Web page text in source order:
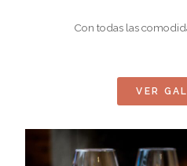
Con todas las
VER